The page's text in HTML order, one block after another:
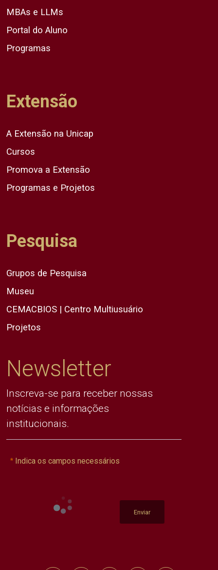
MBAs e LLMs
Portal do Aluno
Programas
Extensão
A Extensão na Unicap
Cursos
Promova a Extensão
Programas e Projetos
Pesquisa
Grupos de Pesquisa
Museu
CEMACBIOS | Centro Multiusuário
Projetos
Newsletter
Inscreva-se para receber nossas
notícias e informações
institucionais.
Indica os campos necessários
Enviar